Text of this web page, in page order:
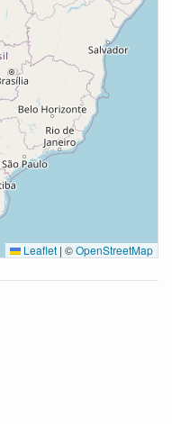
Leaflet | ©OpenStreetMap